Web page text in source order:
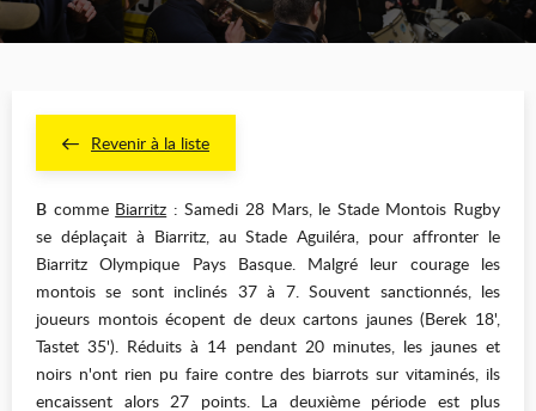
Revenir à la liste
B comme Biarritz : Samedi 28 Mars, le Stade Montois Rugby
se déplaçait à Biarritz, au Stade Aguiléra, pour affronter le
Biarritz Olympique Pays Basque. Malgré leur courage les
montois se sont inclinés 37 à 7. Souvent sanctionnés, les
joueurs montois écopent de deux cartons jaunes (Berek 18',
Tastet 35'). Réduits à 14 pendant 20 minutes, les jaunes et
noirs n'ont rien pu faire contre des biarrots sur vitaminés, ils
encaissent alors 27 points. La deuxième période est plus